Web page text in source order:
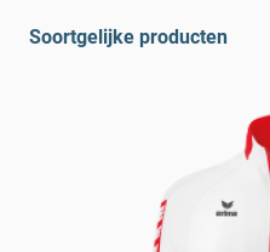
Soortgelijke producten